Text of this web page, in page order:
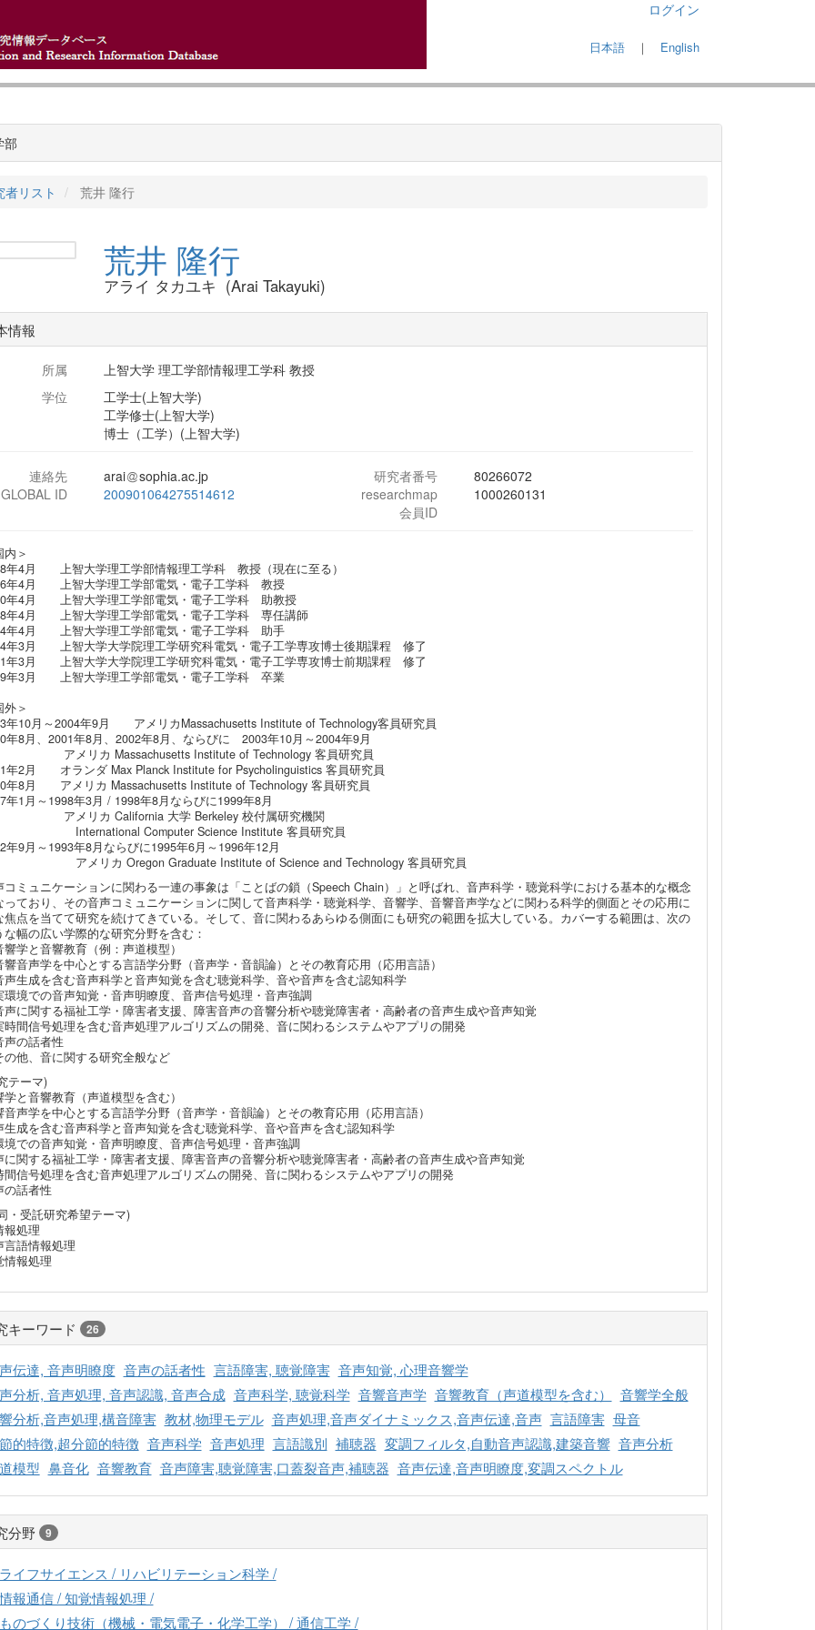
ログイン
日本語 ｜ English
部
者リスト 荒井 隆行
荒井 隆行
アライ タカユキ (Arai Takayuki)
情報
所属
上智大学 理工学部情報理工学科 教授
学位
工学士(上智大学)
工学修士(上智大学)
博士（工学）(上智大学)
連絡先 arai sophia.ac.jp 研究者番号
80266072
ID
200901064275514612
researchmap
会員ID
1000260131
内＞
年4月 上智大学理工学部情報理工学科 教授（現在に至る）
年4月 上智大学理工学部電気・電子工学科 教授
年4月 上智大学理工学部電気・電子工学科 助教授
年4月 上智大学理工学部電気・電子工学科 専任講師
年4月 上智大学理工学部電気・電子工学科 助手
年3月 上智大学大学院理工学研究科電気・電子工学専攻博士後期課程 修了
年3月 上智大学大学院理工学研究科電気・電子工学専攻博士前期課程 修了
年3月 上智大学理工学部電気・電子工学科 卒業
外＞
年10月～2004年9月 アメリカMassachusetts Institute of Technology客員研究員
年8月、2001年8月、2002年8月、ならびに 2003年10月～2004年9月
リカ Massachusetts Institute of Technology 客員研究員
年2月 オランダ Max Planck Institute for Psycholinguistics 客員研究員
年8月 アメリカ Massachusetts Institute of Technology 客員研究員
年1月～1998年3月 / 1998年8月ならびに1999年8月
リカ California 大学 Berkeley 校付属研究機関
Computer Science Institute 客員研究員
年9月～1993年8月ならびに1995年6月～1996年12月
リカ Oregon Graduate Institute of Science and Technology 客員研究員
コミュニケーションに関わる一連の事象は「ことばの鎖（Speech Chain）」と呼ばれ、音声科学・聴覚科学における基本的な概念
っており、その音声コミュニケーションに関して音声科学・聴覚科学、音響学、音響音声学などに関わる科学的側面とその応用に
焦点を当てて研究を続けてきている。そして、音に関わるあらゆる側面にも研究の範囲を拡大している。カバーする範囲は、次の
な幅の広い学際的な研究分野を含む：
響学と音響教育（例：声道模型）
響音声学を中心とする言語学分野（音声学・音韻論）とその教育応用（応用言語）
声生成を含む音声科学と音声知覚を含む聴覚科学、音や音声を含む認知科学
環境での音声知覚・音声明瞭度、音声信号処理・音声強調
声に関する福祉工学・障害者支援、障害音声の音響分析や聴覚障害者・高齢者の音声生成や音声知覚
時間信号処理を含む音声処理アルゴリズムの開発、音に関わるシステムやアプリの開発
声の話者性
の他、音に関する研究全般など
テーマ)
学と音響教育（声道模型を含む）
音声学を中心とする言語学分野（音声学・音韻論）とその教育応用（応用言語）
生成を含む音声科学と音声知覚を含む聴覚科学、音や音声を含む認知科学
境での音声知覚・音声明瞭度、音声信号処理・音声強調
に関する福祉工学・障害者支援、障害音声の音響分析や聴覚障害者・高齢者の音声生成や音声知覚
間信号処理を含む音声処理アルゴリズムの開発、音に関わるシステムやアプリの開発
の話者性
・受託研究希望テーマ)
報処理
言語情報処理
情報処理
キーワード 26
伝達, 音声明瞭度 音声の話者性 言語障害, 聴覚障害 音声知覚, 心理音響学
分析, 音声処理, 音声認識, 音声合成 音声科学, 聴覚科学 音響音声学 音響教育（声道模型を含む）
音響学全般
分析,音声処理,構音障害 教材,物理モデル 音声処理,音声ダイナミックス,音声伝達,音声 言語障害 母音
的特徴,超分節的特徴 音声科学 音声処理 言語識別 補聴器 変調フィルタ,自動音声認識,建築音響 音声分析
模型 鼻音化 音響教育 音声障害,聴覚障害,口蓋裂音声,補聴器 音声伝達,音声明瞭度,変調スペクトル
分野 9
イフサイエンス / リハビリテーション科学 /
報通信 / 知覚情報処理 /
のづくり技術（機械・電気電子・化学工学） / 通信工学 /